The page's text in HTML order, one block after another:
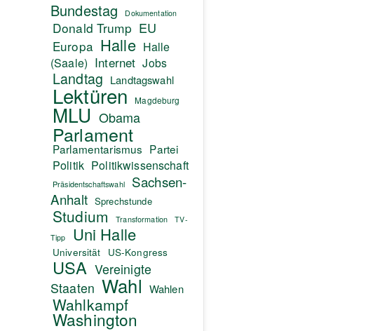
Bundestag
Dokumentation
Donald Trump EU
Europa Halle Halle
(Saale) Internet Jobs
Landtag Landtagswahl
Lektüren Magdeburg
MLU Obama
Parlament
Parlamentarismus Partei
Politik Politikwissenschaft
Präsidentschaftswahl
Sachsen-
Anhalt Sprechstunde
Studium Transformation
TV-
Tipp
Uni Halle
Universität US-Kongress
USA Vereinigte
Staaten Wahl Wahlen
Wahlkampf
Washington